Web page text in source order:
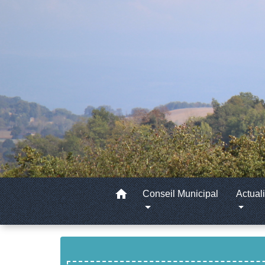
home Conseil Municipal